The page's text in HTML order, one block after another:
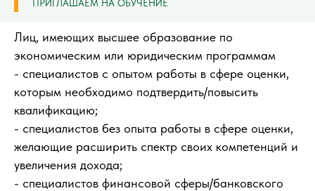
ПРИГЛАШАЕМ НА ОБУЧЕНИЕ
Лиц, имеющих высшее образование по
экономическим или юридическим программам
- специалистов с опытом работы в сфере оценки,
которым необходимо подтвердить/повысить
квалификацию;
- специалистов без опыта работы в сфере оценки,
желающие расширить спектр своих компетенций и
увеличения дохода;
- специалистов финансовой сферы/банковского